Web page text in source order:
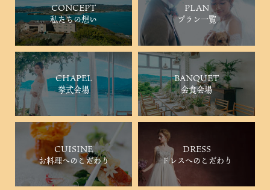
CONCEPT
私たちの想い
PLAN
プラン一覧
CHAPEL
挙式会場
BANQUET
会食会場
CUISINE
お料理へのこだわり
DRESS
ドレスへのこだわり